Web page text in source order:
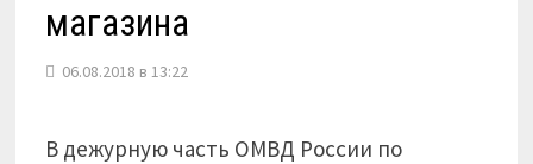
магазина
06.08.2018 в 13:22
В дежурную часть ОМВД России по